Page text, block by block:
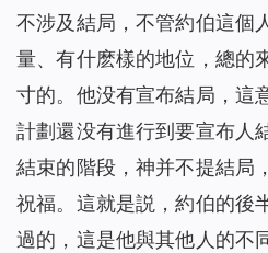
不涉及結局，不管約伯這個
量、有什麽樣的地位，總的
寸的。他没有宣布結局，這
計劃還没有進行到要宣布人
結束的階段，神并不提結局
祝福。這就是説，約伯的後
過的，這是他與其他人的不